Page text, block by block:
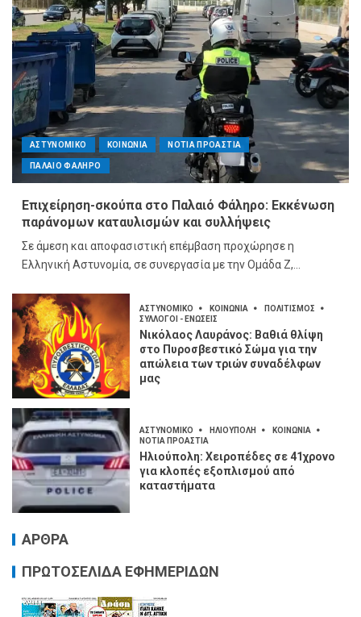
ΑΣΤΥΝΟΜΙΚΟ ΚΟΙΝΩΝΙΑ ΝΟΤΙΑ ΠΡΟΑΣΤΙΑ
ΠΑΛΑΙΟ ΦΑΛΗΡΟ
Επιχείρηση-σκούπα στο Παλαιό Φάληρο: Εκκένωση
παράνομων καταυλισμών και συλλήψεις
Σε άμεση και αποφασιστική επέμβαση προχώρησε η
Ελληνική Αστυνομία, σε συνεργασία με την Ομάδα Ζ,...
ΑΣΤΥΝΟΜΙΚΟ ΚΟΙΝΩΝΙΑ
ΠΟΛΙΤΙΣΜΟΣ
ΣΥΛΛΟΓΟΙ - ΕΝΩΣΕΙΣ
Νικόλαος Λαυράνος: Βαθιά θλίψη
στο Πυροσβεστικό Σώμα για την
απώλεια των τριών συναδέλφων
μας
ΑΣΤΥΝΟΜΙΚΟ ΗΛΙΟΥΠΟΛΗ
ΚΟΙΝΩΝΙΑ
ΝΟΤΙΑ ΠΡΟΑΣΤΙΑ
Ηλιούπολη: Χειροπέδες σε 41χρονο
για κλοπές εξοπλισμού από
καταστήματα
ΑΡΘΡΑ
ΠΡΩΤΟΣΕΛΙΔΑ ΕΦΗΜΕΡΙΔΩΝ